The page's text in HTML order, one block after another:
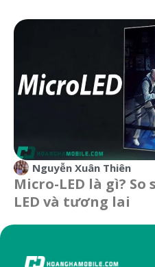
Nguyễn Xuân Thiên
Micro-LED là gì? So
LED và tương lai